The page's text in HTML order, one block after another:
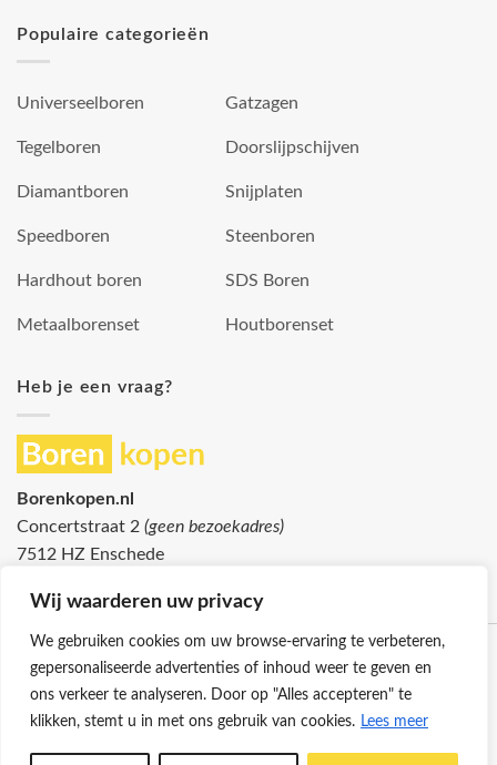
Wij waarderen uw privacy
We gebruiken cookies om uw browse-ervaring te verbeteren,
gepersonaliseerde advertenties of inhoud weer te geven en
ons verkeer te analyseren. Door op "Alles accepteren" te
klikken, stemt u in met ons gebruik van cookies. Lees meer
Populaire categorieën
Universeelboren
Tegelboren
Diamantboren
Speedboren
Hardhout boren
Metaalborenset
Gatzagen
Doorslijpschijven
Snijplaten
Steenboren
SDS Boren
Houtborenset
Heb je een vraag?
Borenkopen.nl
Concertstraat 2 (geen bezoekadres)
7512 HZ Enschede